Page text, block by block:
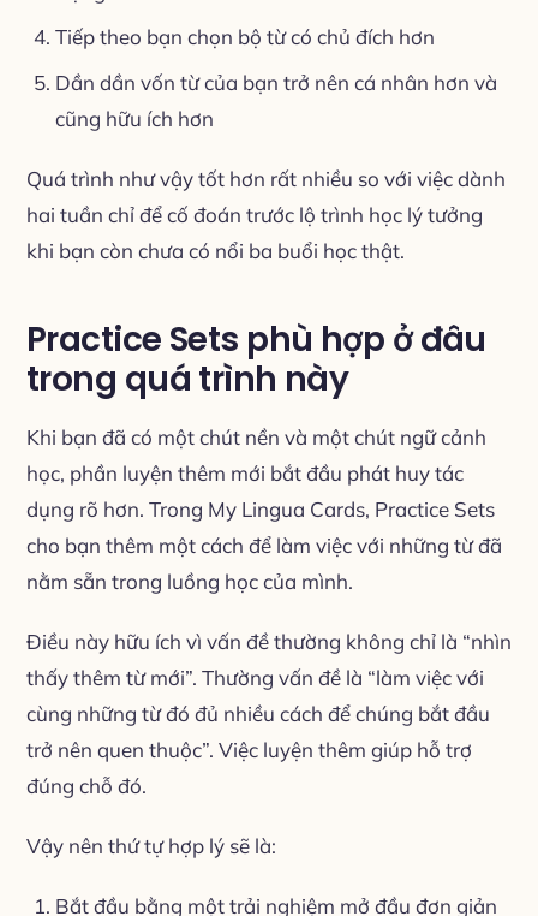
Tiếp theo bạn chọn bộ từ có chủ đích hơn
Dần dần vốn từ của bạn trở nên cá nhân hơn và
cũng hữu ích hơn
Quá trình như vậy tốt hơn rất nhiều so với việc dành
hai tuần chỉ để cố đoán trước lộ trình học lý tưởng
khi bạn còn chưa có nổi ba buổi học thật.
Practice Sets phù hợp ở đâu
trong quá trình này
Khi bạn đã có một chút nền và một chút ngữ cảnh
học, phần luyện thêm mới bắt đầu phát huy tác
dụng rõ hơn. Trong My Lingua Cards, Practice Sets
cho bạn thêm một cách để làm việc với những từ đã
nằm sẵn trong luồng học của mình.
Điều này hữu ích vì vấn đề thường không chỉ là “nhìn
thấy thêm từ mới”. Thường vấn đề là “làm việc với
cùng những từ đó đủ nhiều cách để chúng bắt đầu
trở nên quen thuộc”. Việc luyện thêm giúp hỗ trợ
đúng chỗ đó.
Vậy nên thứ tự hợp lý sẽ là:
Bắt đầu bằng một trải nghiệm mở đầu đơn giản